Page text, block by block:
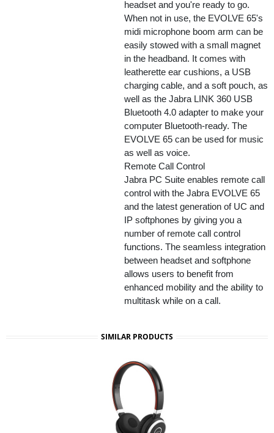
headset and you're ready to go.
When not in use, the EVOLVE 65's
midi microphone boom arm can be
easily stowed with a small magnet
in the headband. It comes with
leatherette ear cushions, a USB
charging cable, and a soft pouch, as
well as the Jabra LINK 360 USB
Bluetooth 4.0 adapter to make your
computer Bluetooth-ready. The
EVOLVE 65 can be used for music
as well as voice.
Remote Call Control
Jabra PC Suite enables remote call
control with the Jabra EVOLVE 65
and the latest generation of UC and
IP softphones by giving you a
number of remote call control
functions. The seamless integration
between headset and softphone
allows users to benefit from
enhanced mobility and the ability to
multitask while on a call.
SIMILAR PRODUCTS